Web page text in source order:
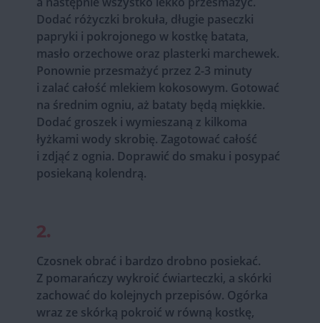
Dodać różyczki brokuła, długie paseczki
papryki i pokrojonego w kostkę batata,
masło orzechowe oraz plasterki marchewek.
Ponownie przesmażyć przez 2-3 minuty
i zalać całość mlekiem kokosowym. Gotować
na średnim ogniu, aż bataty będą miękkie.
Dodać groszek i wymieszaną z kilkoma
łyżkami wody skrobię. Zagotować całość
i zdjąć z ognia. Doprawić do smaku i posypać
posiekaną kolendrą.
2.
Czosnek obrać i bardzo drobno posiekać.
Z pomarańczy wykroić ćwiarteczki, a skórki
zachować do kolejnych przepisów. Ogórka
wraz ze skórką pokroić w równą kostkę,